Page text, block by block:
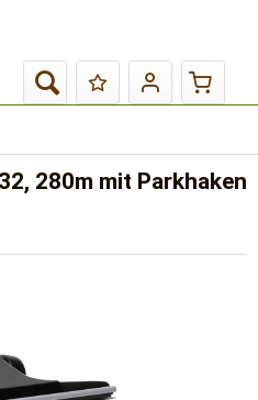
280m mit Parkhaken